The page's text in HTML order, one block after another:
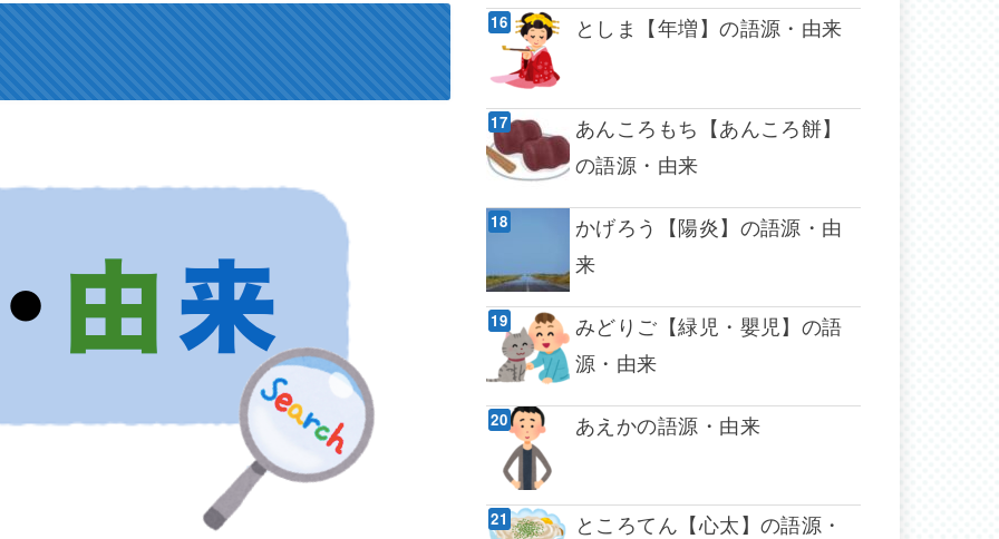
としま【年増】の語源・由来
あんころもち【あんころ餅】
の語源・由来
かげろう【陽炎】の語源・由
来
みどりご【緑児・嬰児】の語
源・由来
あえかの語源・由来
ところてん【心太】の語源・